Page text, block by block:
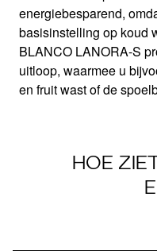
energiebesparend,
basisinstelling op koud
BLANCO LANORA-S
uitloop, waarmee u
en fruit wast of de
HOE